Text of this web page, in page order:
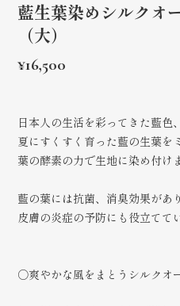
藍生葉染めシルクオ
（大）
¥16,500
日本人の生活を彩ってきた藍色
夏にすくすく育った藍の生葉を
葉の酵素の力で生地に染め付け
藍の葉には抗菌、消臭効果があり
皮膚の炎症の予防にも役立てて
○爽やかな風をまとうシルクオ